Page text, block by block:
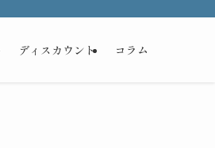
ディスカウント コラム